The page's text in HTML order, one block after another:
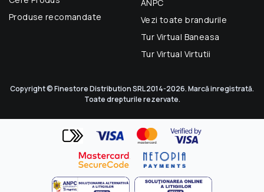
Produse recomandate
ANPC
Vezi toate brandurile
Tur Virtual Baneasa
Tur Virtual Virtutii
Copyright © Finestore Distribution SRL 2014-2026. Marcă inregistrată.
Toate drepturile rezervate.